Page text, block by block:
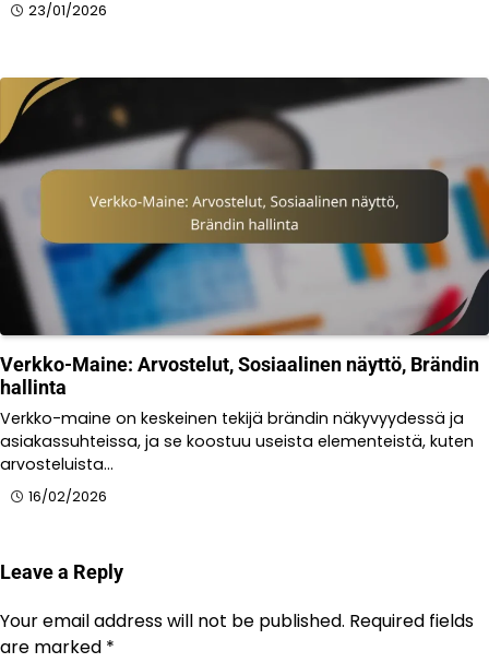
23/01/2026
Verkko-Maine: Arvostelut, Sosiaalinen näyttö, Brändin
hallinta
Verkko-maine on keskeinen tekijä brändin näkyvyydessä ja
asiakassuhteissa, ja se koostuu useista elementeistä, kuten
arvosteluista…
16/02/2026
Leave a Reply
Your email address will not be published. Required fields
are marked *